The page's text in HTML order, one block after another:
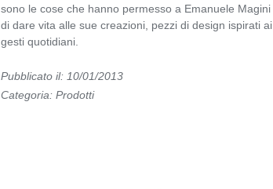
sono le cose che hanno permesso a Emanuele Magini
di dare vita alle sue creazioni, pezzi di design ispirati ai
gesti quotidiani.
Pubblicato il: 10/01/2013
Categoria:Prodotti